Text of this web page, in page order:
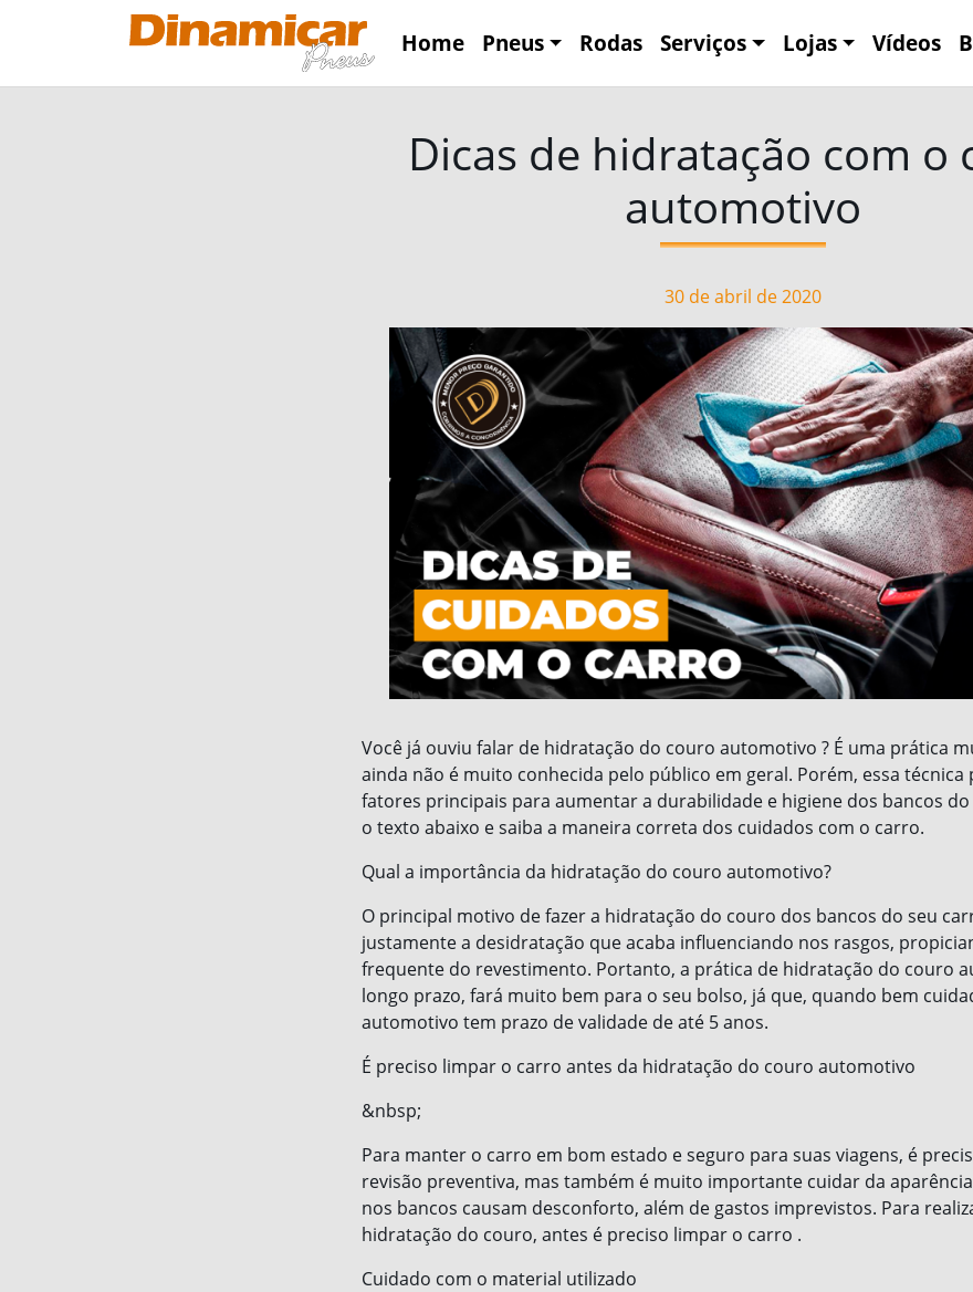
Home Pneus Rodas Serviços Lojas Vídeos
Dicas de hidratação com o
automotivo
30 de abril de 2020
Você já ouviu falar de hidratação do couro automotivo ? É uma prática
ainda não é muito conhecida pelo público em geral. Porém, essa técnica
fatores principais para aumentar a durabilidade e higiene dos bancos
o texto abaixo e saiba a maneira correta dos cuidados com o carro.
Qual a importância da hidratação do couro automotivo?
O principal motivo de fazer a hidratação do couro dos bancos do seu
justamente a desidratação que acaba influenciando nos rasgos,
frequente do revestimento. Portanto, a prática de hidratação do couro
longo prazo, fará muito bem para o seu bolso, já que, quando bem
automotivo tem prazo de validade de até 5 anos.
É preciso limpar o carro antes da hidratação do couro automotivo
&nbsp;
Para manter o carro em bom estado e seguro para suas viagens, é
revisão preventiva, mas também é muito importante cuidar da
nos bancos causam desconforto, além de gastos imprevistos. Para
hidratação do couro, antes é preciso limpar o carro .
Cuidado com o material utilizado